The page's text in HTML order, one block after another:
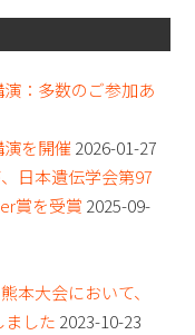
：多数のご参加あ
を開催2026-01-27
日本遺伝学会第97
賞を受賞 2025-09-
本大会において、
ました 2023-10-23